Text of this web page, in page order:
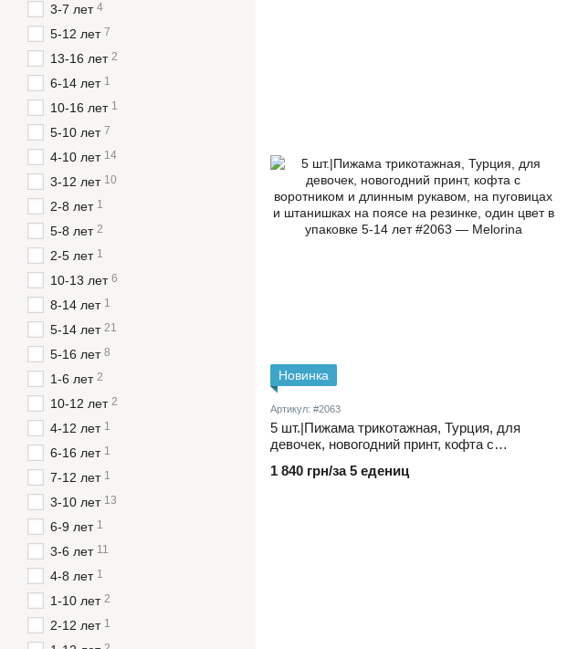
Новинка
Артикул: #2063
5 шт.|Пижама трикотажная, Турция, для
девочек, новогодний принт, кофта с
пуговицах и штанишках на поясе на резинке,
1 840 грн/за 5 едениц
3-7 лет 4
5-12 лет 7
13-16 лет 2
6-14 лет 1
10-16 лет 1
5-10 лет 7
4-10 лет 14
3-12 лет 10
2-8 лет 1
5-8 лет 2
2-5 лет 1
10-13 лет 6
8-14 лет 1
5-14 лет 21
5-16 лет 8
1-6 лет 2
10-12 лет 2
4-12 лет 1
6-16 лет 1
7-12 лет 1
3-10 лет 13
6-9 лет 1
3-6 лет 11
4-8 лет 1
1-10 лет 2
2-12 лет 1